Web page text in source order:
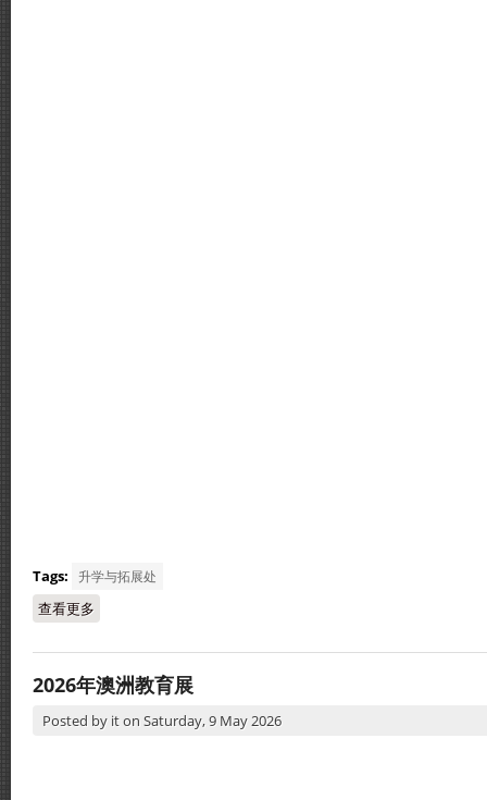
Tags: 升学与拓展处
查看更多
2026年澳洲教育展
Posted by iton Saturday, 9 May 2026